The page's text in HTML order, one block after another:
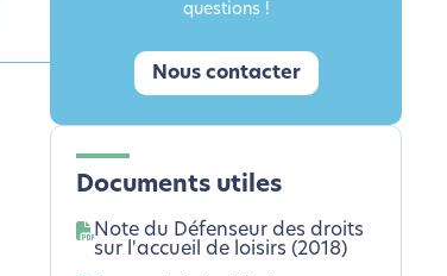
questions !
Nous contacter
Documents utiles
Note du Défenseur des droits
sur l'accueil de loisirs (2018)